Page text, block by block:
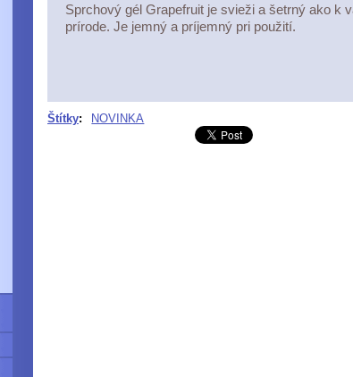
Sprchový gél Grapefruit je svieži a šetrný ako k
prírode. Je jemný a príjemný pri použití.
Štítky: NOVINKA